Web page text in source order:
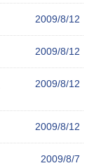
2009/8/12
2009/8/12
2009/8/12
2009/8/12
2009/8/7